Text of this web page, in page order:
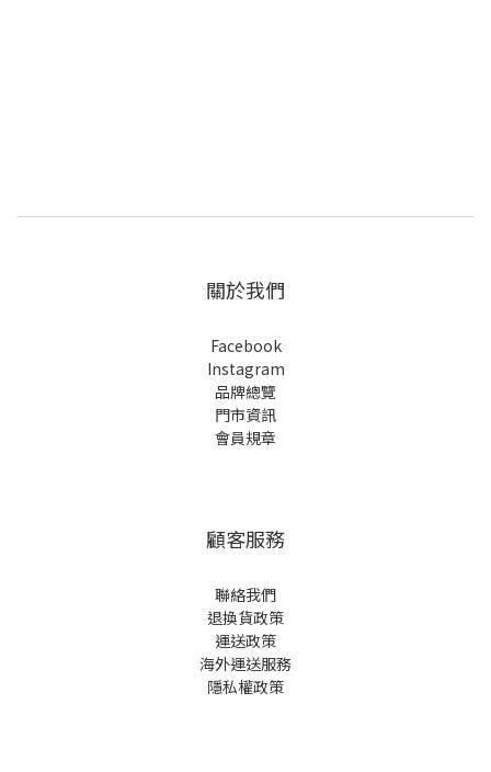
關於我們
Facebook
Instagram
品牌總覽
門市資訊
會員規章
顧客服務
聯絡我們
退換貨政策
運送政策
海外運送服務
隱私權政策